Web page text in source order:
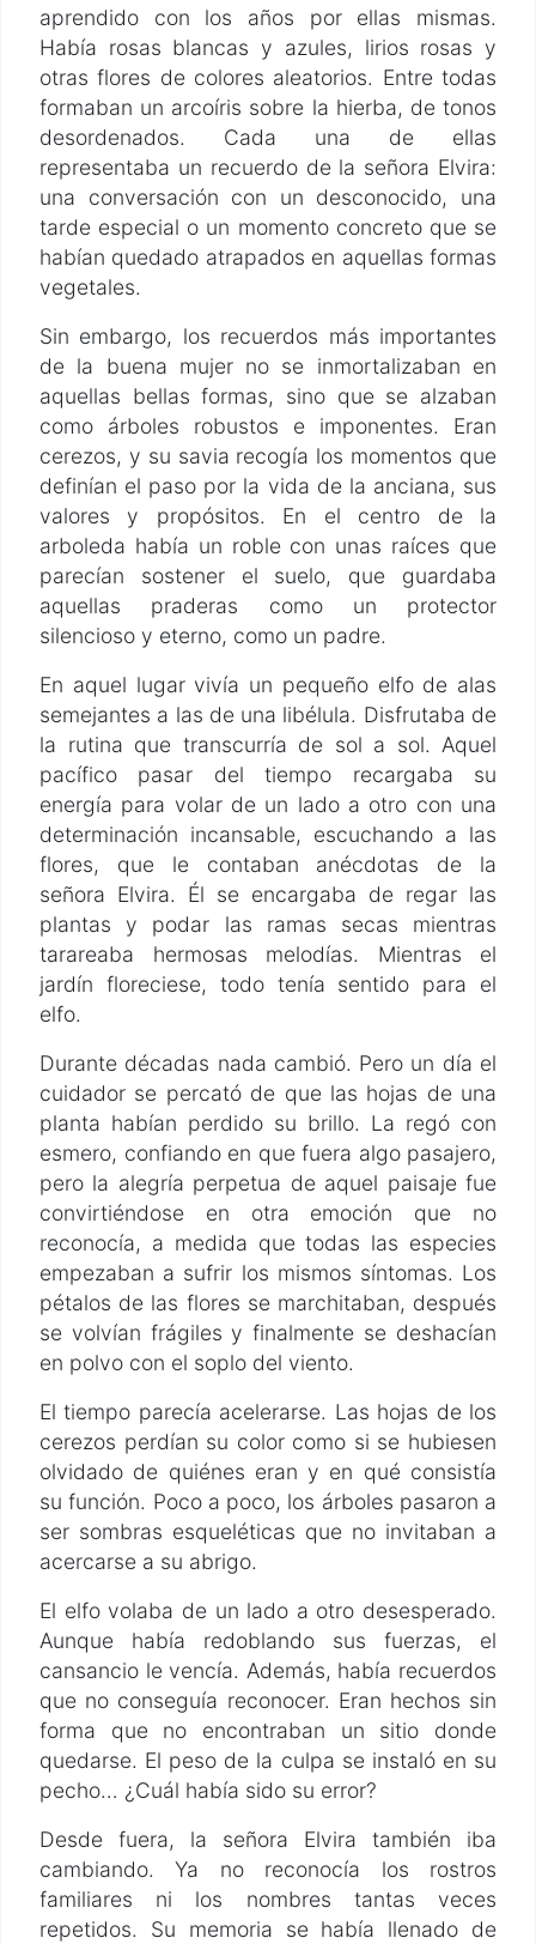
aprendido con los años por ellas mismas.
Había rosas blancas y azules, lirios rosas y
otras flores de colores aleatorios. Entre todas
formaban un arcoíris sobre la hierba, de tonos
desordenados. Cada una de ellas
representaba un recuerdo de la señora Elvira:
una conversación con un desconocido, una
tarde especial o un momento concreto que se
habían quedado atrapados en aquellas formas
vegetales.
Sin embargo, los recuerdos más importantes
de la buena mujer no se inmortalizaban en
aquellas bellas formas, sino que se alzaban
como árboles robustos e imponentes. Eran
cerezos, y su savia recogía los momentos que
definían el paso por la vida de la anciana, sus
valores y propósitos. En el centro de la
arboleda había un roble con unas raíces que
parecían sostener el suelo, que guardaba
aquellas praderas como un protector
silencioso y eterno, como un padre.
En aquel lugar vivía un pequeño elfo de alas
semejantes a las de una libélula. Disfrutaba de
la rutina que transcurría de sol a sol. Aquel
pacífico pasar del tiempo recargaba su
energía para volar de un lado a otro con una
determinación incansable, escuchando a las
flores, que le contaban anécdotas de la
señora Elvira. Él se encargaba de regar las
plantas y podar las ramas secas mientras
tarareaba hermosas melodías. Mientras el
jardín floreciese, todo tenía sentido para el
elfo.
Durante décadas nada cambió. Pero un día el
cuidador se percató de que las hojas de una
planta habían perdido su brillo. La regó con
esmero, confiando en que fuera algo pasajero,
pero la alegría perpetua de aquel paisaje fue
convirtiéndose en otra emoción que no
reconocía, a medida que todas las especies
empezaban a sufrir los mismos síntomas. Los
pétalos de las flores se marchitaban, después
se volvían frágiles y finalmente se deshacían
en polvo con el soplo del viento.
El tiempo parecía acelerarse. Las hojas de los
cerezos perdían su color como si se hubiesen
olvidado de quiénes eran y en qué consistía
su función. Poco a poco, los árboles pasaron a
ser sombras esqueléticas que no invitaban a
acercarse a su abrigo.
El elfo volaba de un lado a otro desesperado.
Aunque había redoblando sus fuerzas, el
cansancio le vencía. Además, había recuerdos
que no conseguía reconocer. Eran hechos sin
forma que no encontraban un sitio donde
quedarse. El peso de la culpa se instaló en su
pecho… ¿Cuál había sido su error?
Desde fuera, la señora Elvira también iba
cambiando. Ya no reconocía los rostros
familiares ni los nombres tantas veces
repetidos. Su memoria se había llenado de